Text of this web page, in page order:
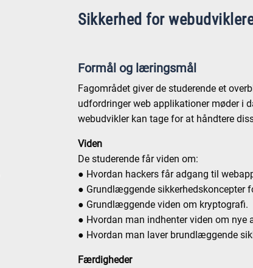
Sikkerhed for
Formål og læringsmål
Fagområdet giver de studerende et
udfordringer web applikationer møder i
webudvikler kan tage for at håndtere
Viden
De studerende får viden om:
● Hvordan hackers får adgang til
● Grundlæggende sikkerhedskoncepter
● Grundlæggende viden om kryptografi.
● Hvordan man indhenter viden om nye
● Hvordan man laver brundlæggende
Færdigheder